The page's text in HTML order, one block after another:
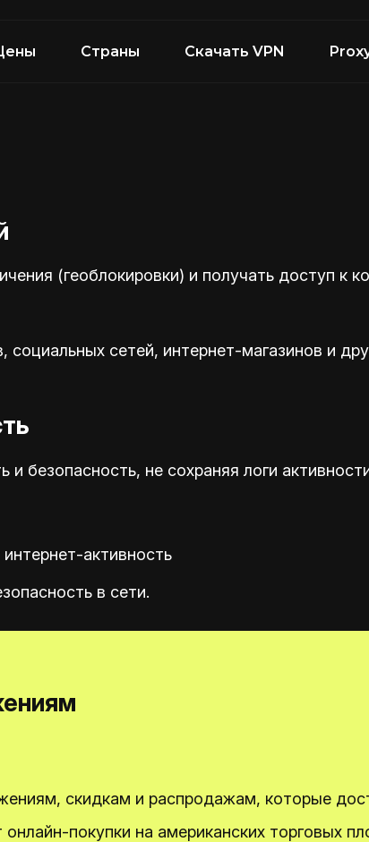
Страны Скачать VPN
(геоблокировки) и получать доступ к
сетей, интернет-магазинов и
и безопасность, не сохраняя логи
активность
в сети.
скидкам и распродажам, которые
покупки на американских торговых